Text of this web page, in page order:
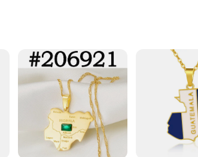
is perfect for both travel and home use. The classic
a cozy night in, the KSA FC sleeping bags are
withstands frequent use, making it a reliable
The lightweight and compact design make